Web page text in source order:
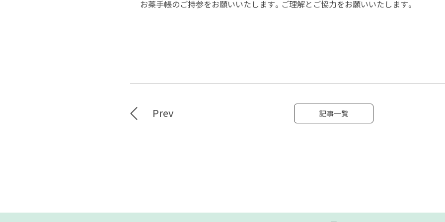
お薬手帳のご持参をお願いいたします。ご理解とご協力をお願いいたします。
Prev 記事一覧